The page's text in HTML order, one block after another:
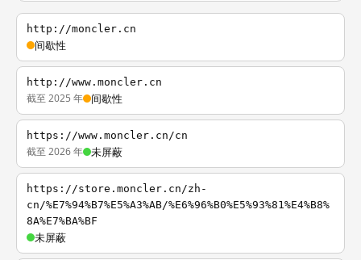
http://moncler.cn
间歇性
http://www.moncler.cn
截至 2025 年 间歇性
https://www.moncler.cn/cn
截至 2026 年 未屏蔽
https://store.moncler.cn/zh-
cn/%E7%94%B7%E5%A3%AB/%E6%96%B0%E5%93%81%E4%B8%
8A%E7%BA%BF
未屏蔽